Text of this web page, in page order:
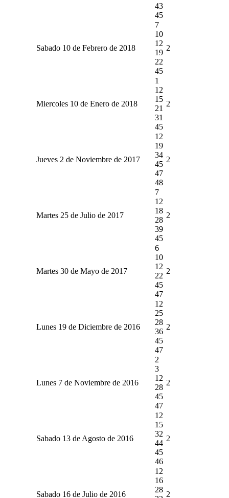
43
45
Sabado 10 de Febrero de 2018
7
10
12
19
22
45
2
Miercoles 10 de Enero de 2018
1
12
15
21
31
45
2
Jueves 2 de Noviembre de 2017
12
19
34
45
47
48
2
Martes 25 de Julio de 2017
7
12
18
28
39
45
2
Martes 30 de Mayo de 2017
6
10
12
22
45
47
2
Lunes 19 de Diciembre de 2016
12
25
28
36
45
47
2
Lunes 7 de Noviembre de 2016
2
3
12
28
45
47
2
Sabado 13 de Agosto de 2016
12
15
32
44
45
46
2
Sabado 16 de Julio de 2016
12
16
28
2